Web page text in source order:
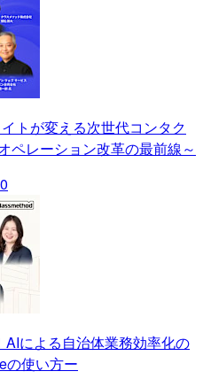
トが変える次世代コンタク
ペレーション改革の最前線～
AIによる自治体業務効率化の
の使い方ー